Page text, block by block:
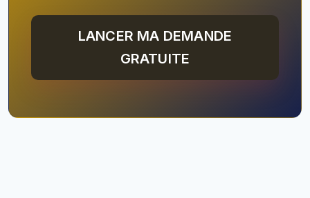
LANCER MA DEMANDE
GRATUITE